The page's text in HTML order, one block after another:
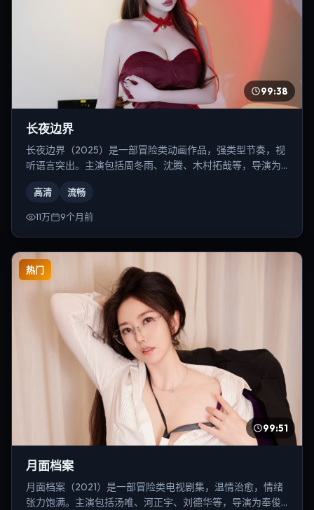
99:38
长夜边界
长夜边界（2025）是一部冒险类动画作品，强类型节奏，视
听语言突出。主演包括周冬雨、沈腾、木村拓哉等，导演为
高清 流畅
11万 9个月前
热门
99:51
月面档案
月面档案（2021）是一部冒险类电视剧集，温情治愈，情绪
张力饱满。主演包括汤唯、河正宇、刘德华等，导演为奉俊